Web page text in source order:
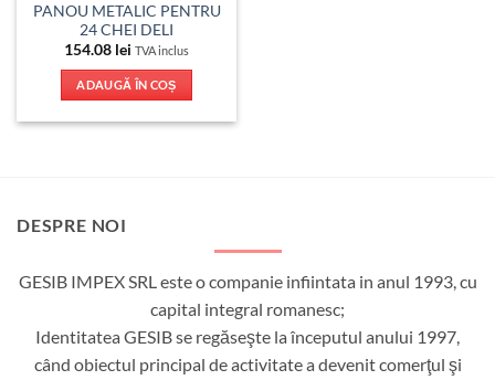
PANOU METALIC PENTRU
24 CHEI DELI
154.08 lei TVA inclus
ADAUGĂ ÎN COȘ
DESPRE NOI
GESIB IMPEX SRL este o companie infiintata in anul 1993, cu
capital integral romanesc;
Identitatea GESIB se regăseşte la începutul anului 1997,
când obiectul principal de activitate a devenit comerţul şi